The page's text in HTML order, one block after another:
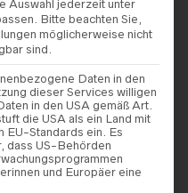
Auswahl jederzeit unter
Bitte beachten Sie,
möglicherweise nicht
sind.
Daten in den
dieser Services willigen
in den USA gemäß Art.
die USA als ein Land mit
EU-Standards ein. Es
dass US-Behörden
und Europäer eine